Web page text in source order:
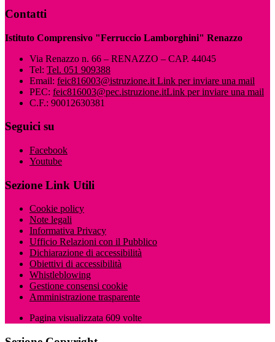
Contatti
Istituto Comprensivo "Ferruccio Lamborghini" Renazzo
Via Renazzo n. 66 – RENAZZO – CAP. 44045
Tel: Tel. 051 909388
Email: feic816003@istruzione.it Link per inviare una mail
PEC: feic816003@pec.istruzione.itLink per inviare una mail
C.F.: 90012630381
Seguici su
Facebook
Youtube
Sezione Link Utili
Cookie policy
Note legali
Informativa Privacy
Ufficio Relazioni con il Pubblico
Dichiarazione di accessibilità
Obiettivi di accessibilità
Whistleblowing
Gestione consensi cookie
Amministrazione trasparente
Pagina visualizzata 609 volte